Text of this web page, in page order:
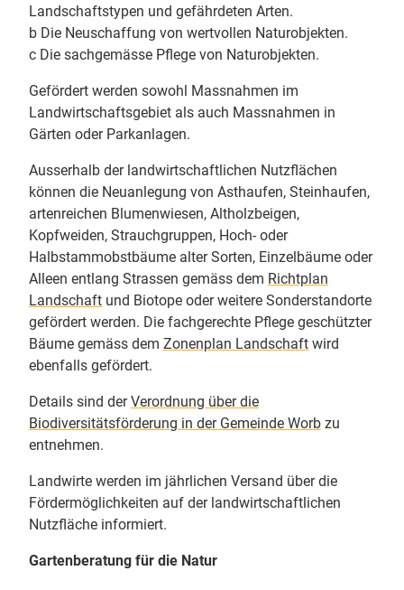
Landschaftstypen und gefährdeten Arten.
b Die Neuschaffung von wertvollen Naturobjekten.
c Die sachgemässe Pflege von Naturobjekten.
Gefördert werden sowohl Massnahmen im
Landwirtschaftsgebiet als auch Massnahmen in
Gärten oder Parkanlagen.
Ausserhalb der landwirtschaftlichen Nutzflächen
können die Neuanlegung von Asthaufen, Steinhaufen,
artenreichen Blumenwiesen, Altholzbeigen,
Kopfweiden, Strauchgruppen, Hoch- oder
Halbstammobstbäume alter Sorten, Einzelbäume oder
Alleen entlang Strassen gemäss dem Richtplan
Landschaft und Biotope oder weitere Sonderstandorte
gefördert werden. Die fachgerechte Pflege geschützter
Bäume gemäss dem Zonenplan Landschaft wird
ebenfalls gefördert.
Details sind derVerordnung über die
Biodiversitätsförderung in der Gemeinde Worb zu
entnehmen.
Landwirte werden im jährlichen Versand über die
Fördermöglichkeiten auf der landwirtschaftlichen
Nutzfläche informiert.
Gartenberatung für die Natur